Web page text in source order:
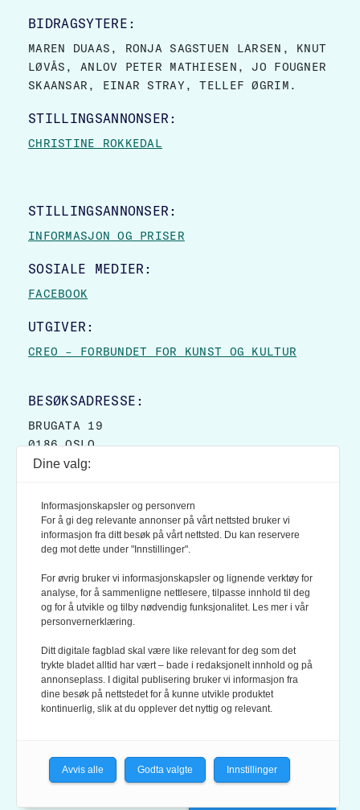
BIDRAGSYTERE:
MAREN DUAAS, RONJA SAGSTUEN LARSEN, KNUT
LØVÅS, ANLOV PETER MATHIESEN, JO FOUGNER
SKAANSAR, EINAR STRAY, TELLEF ØGRIM.
STILLINGSANNONSER:
CHRISTINE ROKKEDAL
STILLINGSANNONSER:
INFORMASJON OG PRISER
SOSIALE MEDIER:
FACEBOOK
UTGIVER:
CREO – FORBUNDET FOR KUNST OG KULTUR
BESØKSADRESSE:
BRUGATA 19
0186 OSLO
POSTBOKS 9007 GRØNLAND
0133 OSLO
LES OGSÅ:
KONTEKSTS PERSONVERN-POLICY
KONTEKST ER MEDLEM AV FAGPRESSEN OG
VÆR VARSOM-PLAKATEN
Dine valg:
Informasjonskapsler og personvern
For å gi deg relevante annonser på vårt nettsted bruker vi
informasjon fra ditt besøk på vårt nettsted. Du kan reservere
deg mot dette under "Innstillinger".
For øvrig bruker vi informasjonskapsler og lignende verktøy for
analyse, for å sammenligne nettlesere, tilpasse innhold til deg
og for å utvikle og tilby nødvendig funksjonalitet. Les mer i vår
personvernerklæring.
Ditt digitale fagblad skal være like relevant for deg som det
trykte bladet alltid har vært – bade i redaksjonelt innhold og på
annonseplass. I digital publisering bruker vi informasjon fra
dine besøk på nettstedet for å kunne utvikle produktet
kontinuerlig, slik at du opplever det nyttig og relevant.
Avvis alle Godta valgte Innstillinger